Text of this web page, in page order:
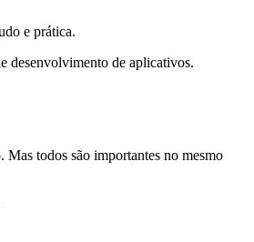
e prática.
desenvolvimento de aplicativos.
todos são importantes no mesmo